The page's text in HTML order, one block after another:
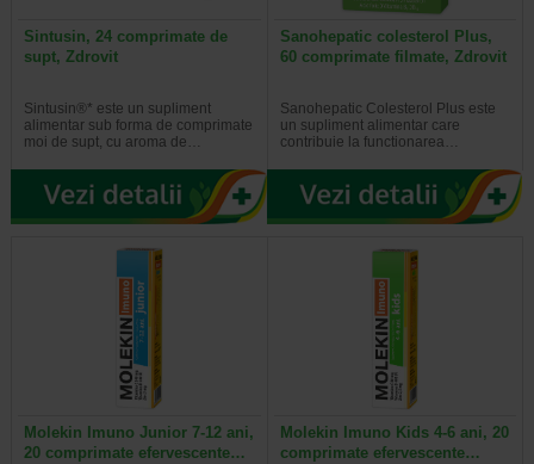
Sintusin, 24 comprimate de
supt, Zdrovit
Sintusin®* este un supliment
alimentar sub forma de comprimate
moi de supt, cu aroma de…
Sanohepatic colesterol Plus,
60 comprimate filmate, Zdrovit
Sanohepatic Colesterol Plus este
un supliment alimentar care
contribuie la functionarea…
Molekin Imuno Junior 7-12 ani,
20 comprimate efervescente…
Molekin Imuno Kids 4-6 ani, 20
comprimate efervescente…